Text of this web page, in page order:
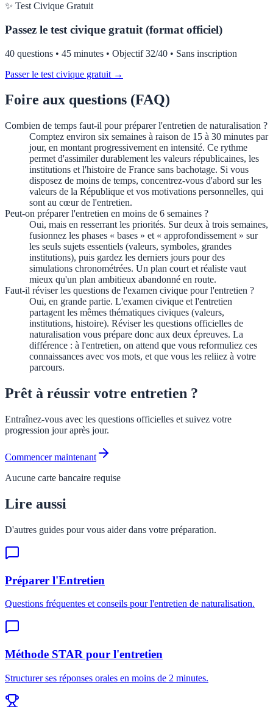
✨ Test Civique Gratuit
Passez le test civique gratuit (format officiel)
40 questions • 45 minutes • Objectif 32/40 • Sans inscription
Passer le test civique gratuit →
Foire aux questions (FAQ)
Combien de temps faut-il pour préparer l'entretien de naturalisation ?
Comptez environ six semaines à raison de 15 à 30 minutes par
jour, en montant progressivement en intensité. Ce rythme
permet d'assimiler durablement les valeurs républicaines, les
institutions et l'histoire de France sans bachotage. Si vous
disposez de moins de temps, concentrez-vous d'abord sur les
valeurs de la République et vos motivations personnelles, qui
sont au cœur de l'entretien.
Peut-on préparer l'entretien en moins de 6 semaines ?
Oui, mais en resserrant les priorités. Sur deux à trois semaines,
fusionnez les phases « bases » et « approfondissement » sur
les seuls sujets essentiels (valeurs, symboles, grandes
institutions), puis gardez les derniers jours pour des
simulations chronométrées. Un plan court et réaliste vaut
mieux qu'un plan ambitieux abandonné en route.
Faut-il réviser les questions de l'examen civique pour l'entretien ?
Oui, en grande partie. L'examen civique et l'entretien
partagent les mêmes thématiques civiques (valeurs,
institutions, histoire). Réviser les questions officielles de
naturalisation vous prépare donc aux deux épreuves. La
différence : à l'entretien, on attend que vous reformuliez ces
connaissances avec vos mots, et que vous les reliiez à votre
parcours.
Prêt à réussir votre entretien ?
Entraînez-vous avec les questions officielles et suivez votre
progression jour après jour.
Commencer maintenant
Aucune carte bancaire requise
Lire aussi
D'autres guides pour vous aider dans votre préparation.
Préparer l'Entretien
Questions fréquentes et conseils pour l'entretien de naturalisation.
Méthode STAR pour l'entretien
Structurer ses réponses orales en moins de 2 minutes.